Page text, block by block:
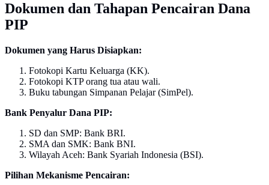
Dokumen dan Tahapan Pencairan Dana
PIP
Dokumen yang Harus Disiapkan:
Fotokopi Kartu Keluarga (KK).
Fotokopi KTP orang tua atau wali.
Buku tabungan Simpanan Pelajar (SimPel).
Bank Penyalur Dana PIP:
SD dan SMP: Bank BRI.
SMA dan SMK: Bank BNI.
Wilayah Aceh: Bank Syariah Indonesia (BSI).
Pilihan Mekanisme Pencairan: